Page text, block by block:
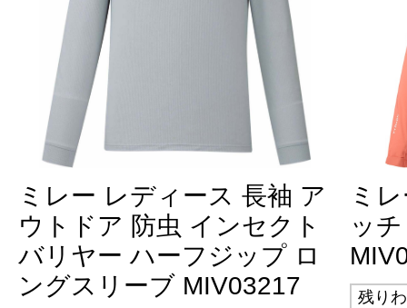
ミレー レディース 長袖 ア
ウトドア 防虫 インセクト
バリヤー ハーフジップ ロ
ングスリーブ MIV03217
ミ
ッ
残り